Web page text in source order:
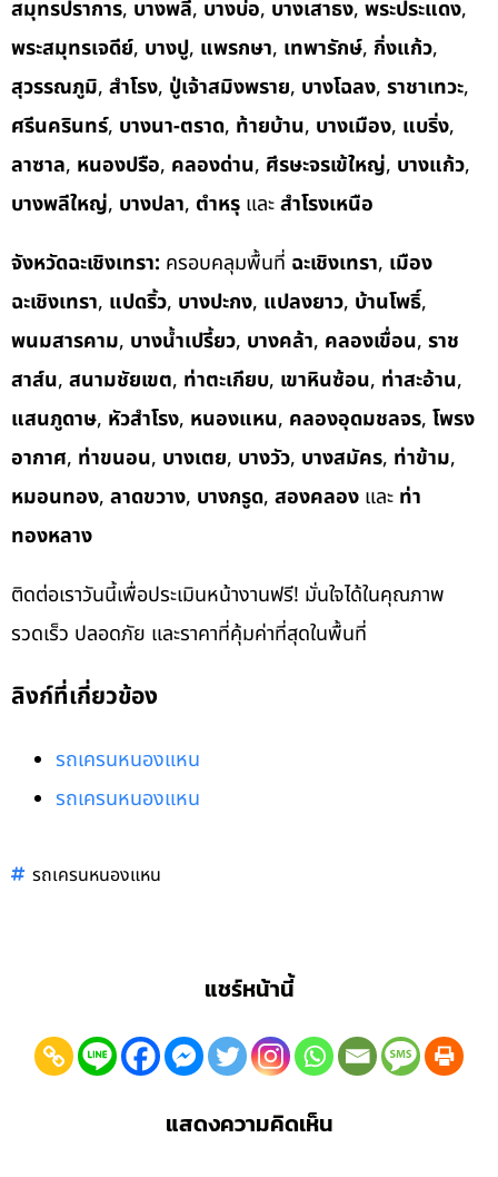
สมุทรปราการ, บางพลี, บางบ่อ, บางเสาธง, พระประแดง,
พระสมุทรเจดีย์, บางปู, แพรกษา, เทพารักษ์, กิ่งแก้ว,
สุวรรณภูมิ, สำโรง, ปู่เจ้าสมิงพราย, บางโฉลง, ราชาเทวะ,
ศรีนครินทร์, บางนา-ตราด, ท้ายบ้าน, บางเมือง, แบริ่ง,
ลาซาล, หนองปรือ, คลองด่าน, ศีรษะจรเข้ใหญ่, บางแก้ว,
บางพลีใหญ่, บางปลา, ตำหรุ และสำโรงเหนือ
จังหวัดฉะเชิงเทรา: ครอบคลุมพื้นที่ ฉะเชิงเทรา, เมือง
ฉะเชิงเทรา, แปดริ้ว, บางปะกง, แปลงยาว, บ้านโพธิ์,
พนมสารคาม, บางน้ำเปรี้ยว, บางคล้า, คลองเขื่อน, ราช
สาส์น, สนามชัยเขต, ท่าตะเกียบ, เขาหินซ้อน, ท่าสะอ้าน,
แสนภูดาษ, หัวสำโรง, หนองแหน, คลองอุดมชลจร, โพรง
อากาศ, ท่าขนอน, บางเตย, บางวัว, บางสมัคร, ท่าข้าม,
หมอนทอง, ลาดขวาง, บางกรูด, สองคลอง และ ท่า
ทองหลาง
ติดต่อเราวันนี้เพื่อประเมินหน้างานฟรี! มั่นใจได้ในคุณภาพ
รวดเร็ว ปลอดภัย และราคาที่คุ้มค่าที่สุดในพื้นที่
ลิงก์ที่เกี่ยวข้อง
รถเครนหนองแหน
รถเครนหนองแหน
รถเครนหนองแหน
แชร์หน้านี้
แสดงความคิดเห็น